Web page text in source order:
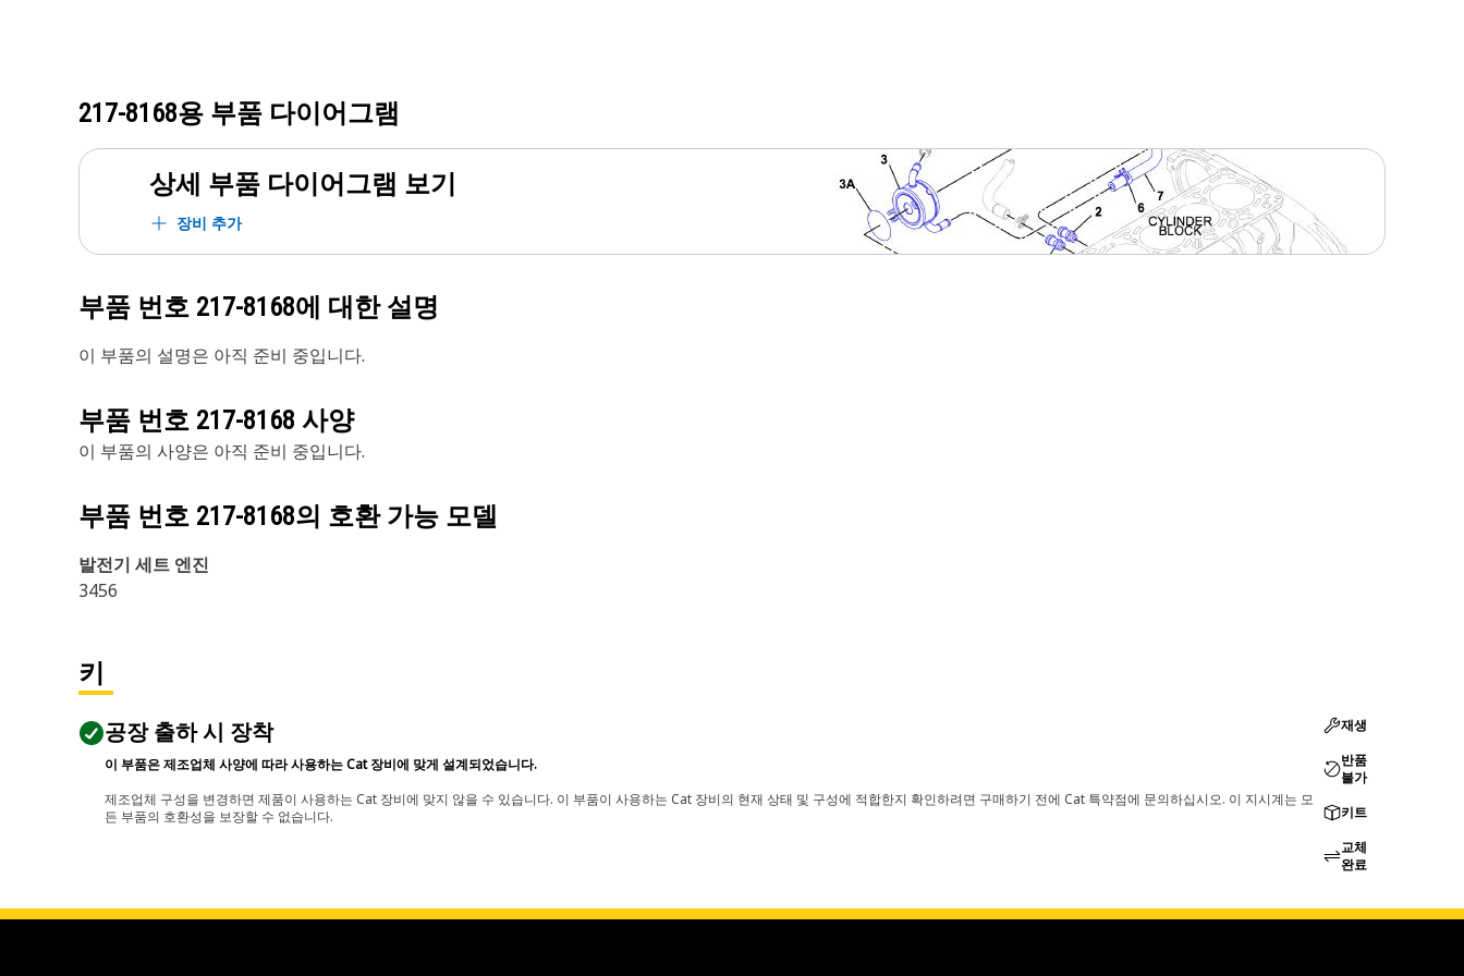
217-8168용 부품 다이어그램
상세 부품 다이어그램 보기
장비 추가
부품 번호 217-8168에 대한 설명
이 부품의 설명은 아직 준비 중입니다.
부품 번호 217-8168 사양
이 부품의 사양은 아직 준비 중입니다.
부품 번호 217-8168의 호환 가능 모델
발전기 세트 엔진
3456
키
공장 출하 시 장착
이 부품은 제조업체 사양에 따라 사용하는 Cat 장비에 맞게 설계되었습니다.
제조업체 구성을 변경하면 제품이 사용하는 Cat 장비에 맞지 않을 수 있습니다. 이 부품이 사용하는 Cat 장비의 현재 상태 및 구성에 적합한지 확인하려면 구매하기 전에 Cat 특약점에 문의하십시오. 이 지시계는 모
든 부품의 호환성을 보장할 수 없습니다.
재생
반품
불가
키트
교체
완료